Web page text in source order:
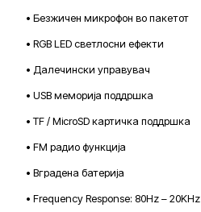
• Безжичен микрофон во пакетот
• RGB LED светлосни ефекти
• Далечински управувач
• USB меморија поддршка
• TF / MicroSD картичка поддршка
• FM радио функција
• Вградена батерија
• Frequency Response: 80Hz – 20KHz